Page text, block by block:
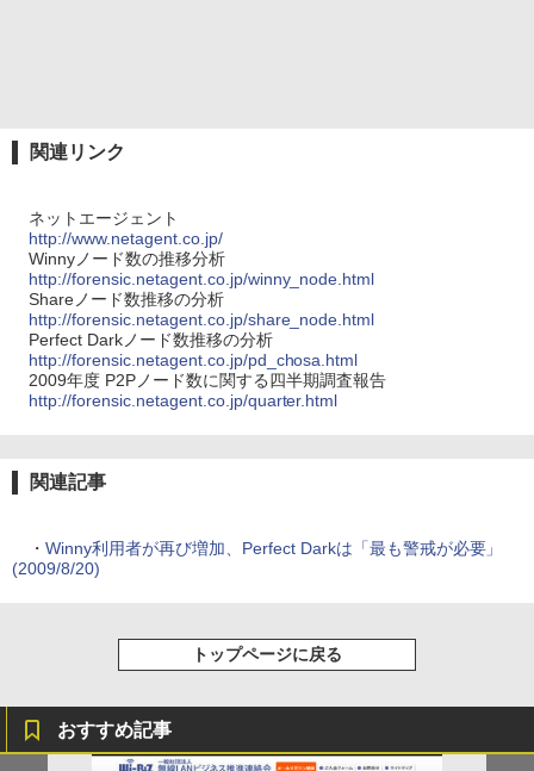
関連リンク
ネットエージェント
http://www.netagent.co.jp/
Winnyノード数の推移分析
http://forensic.netagent.co.jp/winny_node.html
Shareノード数推移の分析
http://forensic.netagent.co.jp/share_node.html
Perfect Darkノード数推移の分析
http://forensic.netagent.co.jp/pd_chosa.html
2009年度 P2Pノード数に関する四半期調査報告
http://forensic.netagent.co.jp/quarter.html
関連記事
・ Winny利用者が再び増加、Perfect Darkは「最も警戒が必要」
(2009/8/20)
トップページに戻る
おすすめ記事